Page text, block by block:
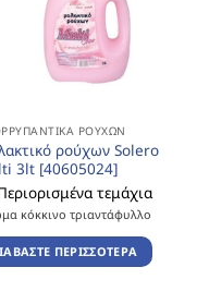
ΡΟΎΧΩΝ
ρούχων Solero
3lt [40605024]
τεμάχια
κόκκινο τριαντάφυλλο
ΠΕΡΙΣΣΌΤΕΡΑ